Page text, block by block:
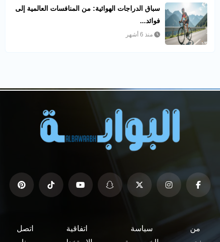
سباق الدراجات الهوائية: من المنافسات العالمية إلى
فوائد...
منذ 6 أشهر
من
سياسة
اتفاقية
اتصل